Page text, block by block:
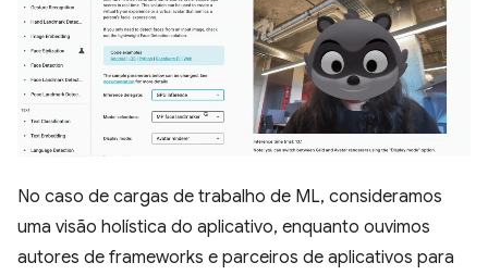
No caso de cargas de trabalho de ML, consideramos
uma visão holística do aplicativo, enquanto ouvimos
autores de frameworks e parceiros de aplicativos para